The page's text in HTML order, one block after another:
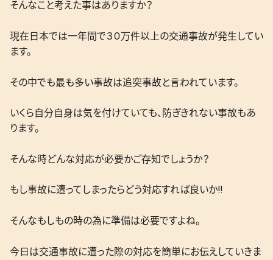
そんなこと考えた事はありますか？
現在日本では一年間で３０万件以上の交通事故が発生してい
ます。
その中でも最も多い事故は追突事故と言われています。
いくら自分自身は気を付けていても、防ぎきれない事故もあ
ります。
そんな時どんな対応が必要かご存知でしょうか？
もし事故に遭ってしまったらどう対応すれば良いか‼
そんなもしもの時の為に準備は必要ですよね。
今日は交通事故に遭った際の対応を簡単にお伝えしていきま